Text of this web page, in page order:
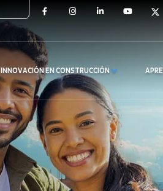
FacebookInstagramLinkedInYouTubeX
INNOVACIÓN EN CONSTRUCCIÓN